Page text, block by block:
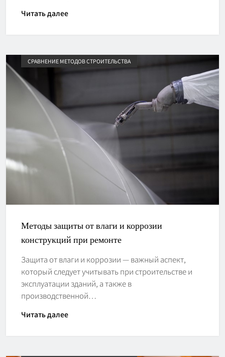
Читать далее
СРАВНЕНИЕ МЕТОДОВ СТРОИТЕЛЬСТВА
Методы защиты от влаги и коррозии
конструкций при ремонте
Защита от влаги и коррозии — важный аспект,
который следует учитывать при строительстве и
эксплуатации зданий, а также в
производственной…
Читать далее